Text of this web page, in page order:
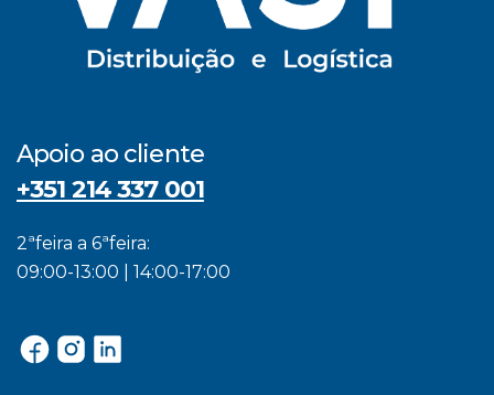
Apoio ao cliente
+351 214 337 001
2ªfeira a 6ªfeira:
09:00-13:00 | 14:00-17:00